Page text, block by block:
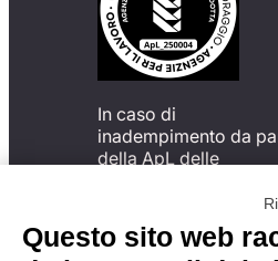
In caso di
inadempimento da
della ApL delle
del Codice di
possibile presentare un
reclamo
Questo sito web